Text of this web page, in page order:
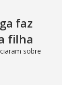
faz
filha
sobre